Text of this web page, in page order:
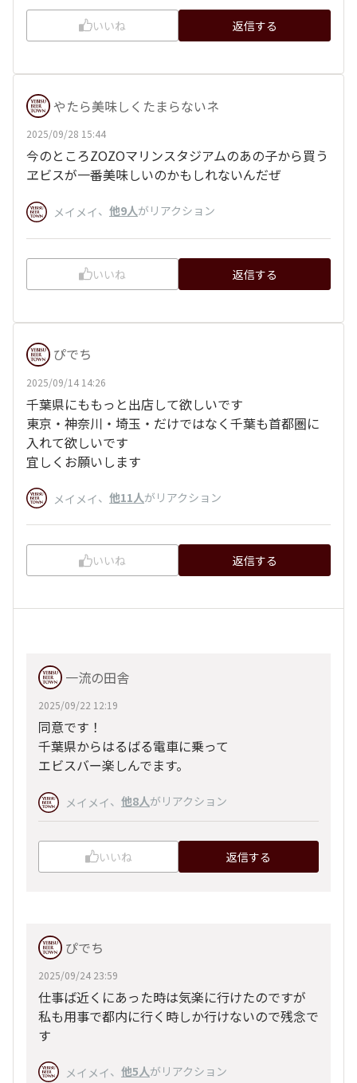
いいね 返信する
やたら美味しくたまらないネ
2025/09/28 15:44
今のところZOZOマリンスタジアムのあの子から買う
ヱビスが一番美味しいのかもしれないんだぜ
メイメイ、 他9人がリアクション
いいね 返信する
ぴでち
2025/09/14 14:26
千葉県にももっと出店して欲しいです
東京・神奈川・埼玉・だけではなく千葉も首都圏に
入れて欲しいです
宜しくお願いします
メイメイ、 他11人がリアクション
いいね 返信する
一流の田舎
2025/09/22 12:19
同意です！
千葉県からはるばる電車に乗って
エビスバー楽しんでます。
メイメイ、 他8人がリアクション
いいね 返信する
ぴでち
2025/09/24 23:59
仕事ば近くにあった時は気楽に行けたのですが
私も用事で都内に行く時しか行けないので残念で
す
メイメイ、 他5人がリアクション